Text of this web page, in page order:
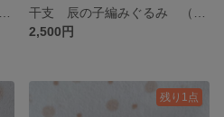
2,500円
残り1点